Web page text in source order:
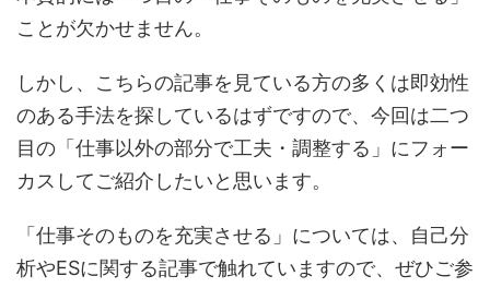
ことが欠かせません。
しかし、こちらの記事を見ている方の多くは即効性
のある手法を探しているはずですので、今回は二つ
目の「仕事以外の部分で工夫・調整する」にフォー
カスしてご紹介したいと思います。
「仕事そのものを充実させる」については、自己分
析やESに関する記事で触れていますので、ぜひご参